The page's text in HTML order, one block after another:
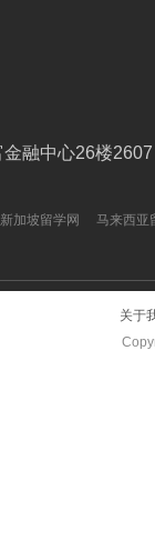
新加坡留学网 马来西亚
融中心26楼2607
关于